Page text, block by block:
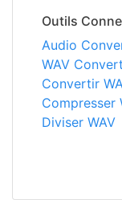
Outils
Audio
WAV
Convertir
Compresser
Diviser WAV